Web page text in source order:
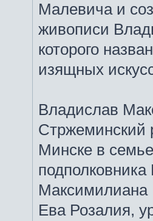
Малевича и
живописи
которого
изящных
Владислав
Стржеминский
Минске в
Максимилиана
Ева Розалия,